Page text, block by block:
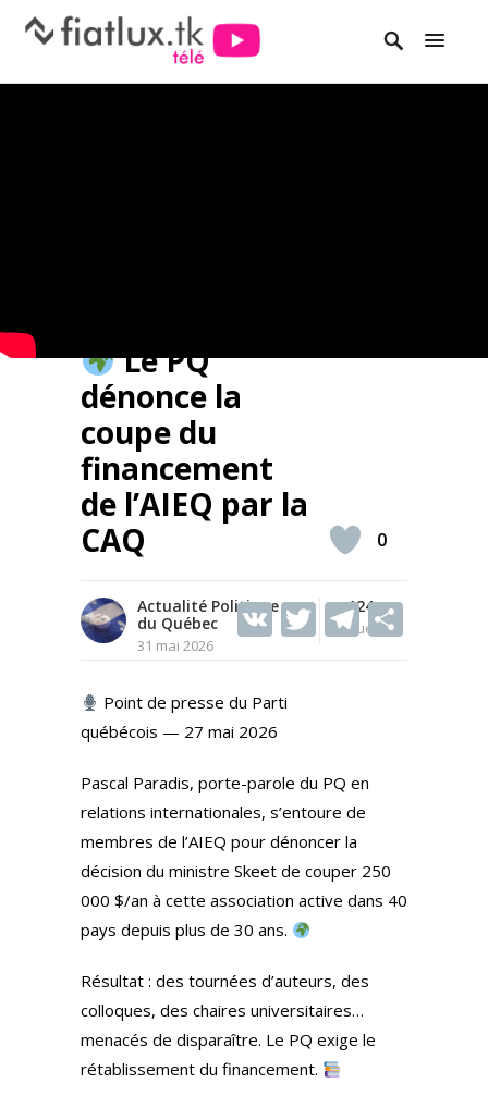
Le PQ
dénonce la
coupe du
financement
de l’AIEQ par la
CAQ
Actualité Politique
du Québec
31 mai 2026
124
Vues
V T T
m
0
Point de presse du Parti
québécois — 27 mai 2026
Pascal Paradis, porte-parole du PQ en
relations internationales, s’entoure de
membres de l’AIEQ pour dénoncer la
décision du ministre Skeet de couper 250
000 $/an à cette association active dans 40
pays depuis plus de 30 ans.
Résultat : des tournées d’auteurs, des
colloques, des chaires universitaires…
menacés de disparaître. Le PQ exige le
rétablissement du financement.